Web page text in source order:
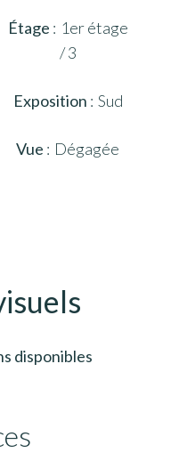
Étage
1er étage
/ 3
Exposition Sud
Vue Dégagée
disponibles